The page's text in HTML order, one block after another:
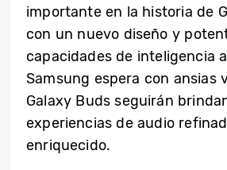
importante en la historia de
con un nuevo diseño y
capacidades de inteligencia
Samsung espera con ansias
Galaxy Buds seguirán
experiencias de audio
enriquecido.